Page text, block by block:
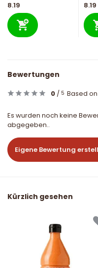
8.19 8.19
Bewertungen
0 / 5 Based
Es wurden noch keine
abgegeben..
Eigene Bewertung
Kürzlich gesehen